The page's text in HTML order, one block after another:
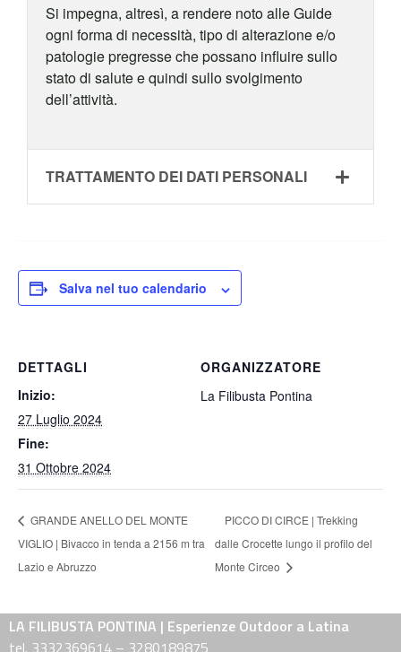
Si impegna, altresì, a rendere noto alle Guide
ogni forma di necessità, tipo di alterazione e/o
patologie pregresse che possano influire sullo
stato di salute e quindi sullo svolgimento
dell’attività.
TRATTAMENTO DEI DATI PERSONALI
Salva nel tuo calendario
DETTAGLI
Inizio:
27 Luglio 2024
Fine:
31 Ottobre 2024
ORGANIZZATORE
La Filibusta Pontina
GRANDE ANELLO DEL MONTE
VIGLIO | Bivacco in tenda a 2156 m tra
Lazio e Abruzzo
PICCO DI CIRCE | Trekking
dalle Crocette lungo il profilo del
Monte Circeo
LA FILIBUSTA PONTINA | Esperienze Outdoor a Latina
tel. 3332369614 – 3280189875